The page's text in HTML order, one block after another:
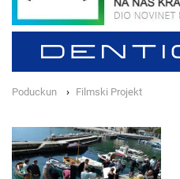
Poduckun Filmski Projekt